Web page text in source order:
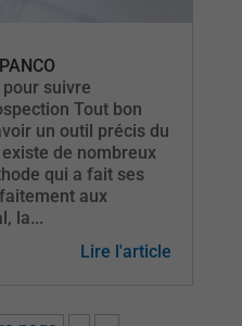
pour suivre
Tout bon
un outil précis du
de nombreux
qui a fait ses
aux
la...
Lire l'article